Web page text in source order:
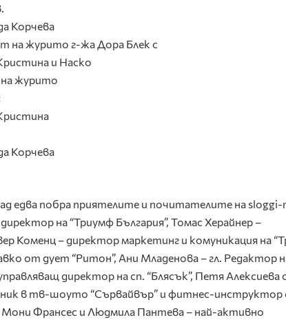
Корчева
журито
Корчева
едва побра приятелите и почитателите на
на “Триумф България”, Томас Херайнер –
Коменц – директор маркетинг и комуникация на
от дует “Ритон”, Ани Младенова – гл. Редактор
директор на сп. “Блясък”, Петя Алексиева
в тв-шоуто “Сървайвър” и фитнес-
Франсес и Людмила Пантева – най-активно